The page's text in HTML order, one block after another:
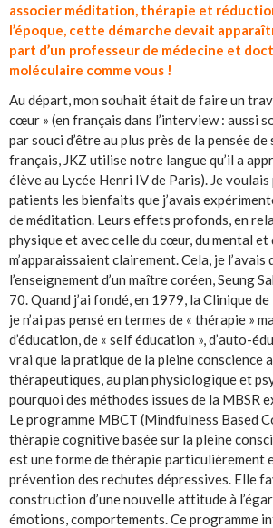
associer méditation, thérapie et
l’époque, cette démarche devait
part d’un professeur de médecine et
moléculaire comme vous !
Au départ, mon souhait était de faire un
cœur » (en français dans l’interview : aussi
par souci d’être au plus près de la pensée
français, JKZ utilise notre langue qu’il a
élève au Lycée Henri IV de Paris). Je
patients les bienfaits que j’avais
de méditation. Leurs effets profonds, en
physique et avec celle du cœur, du mental et
m’apparaissaient clairement. Cela, je
l’enseignement d’un maître coréen, Seung
70. Quand j’ai fondé, en 1979, la Clinique
je n’ai pas pensé en termes de « thérapie »
d’éducation, de « self éducation », d’auto-
vrai que la pratique de la pleine conscience
thérapeutiques, au plan physiologique et
pourquoi des méthodes issues de la MBSR
Le programme MBCT (Mindfulness Based
thérapie cognitive basée sur la pleine
est une forme de thérapie particulièrement
prévention des rechutes dépressives. Elle
construction d’une nouvelle attitude à
émotions, comportements. Ce programme